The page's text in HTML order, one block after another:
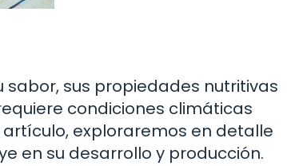
sus propiedades nutritivas
condiciones climáticas
exploraremos en detalle
en su desarrollo y producción.